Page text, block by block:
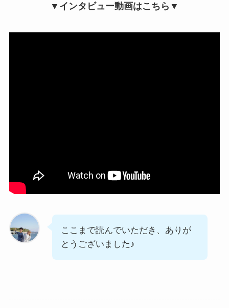
▼インタビュー動画はこちら▼
ここまで読んでいただき、ありが
とうございました♪